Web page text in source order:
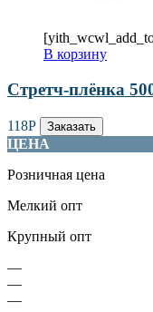
В корзину
Стретч-плёнка
118Р Заказать
ЦЕНА
Розничная цена
Мелкий опт
Крупный опт
—
—
—